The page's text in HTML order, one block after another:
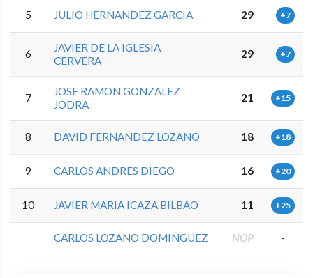
5 JULIO HERNANDEZ GARCIA 29 +7
6
JAVIER DE LA IGLESIA
CERVERA
29 +7
7
JOSE RAMON GONZALEZ
JODRA
21 +15
8 DAVID FERNANDEZ LOZANO 18 +18
9 CARLOS ANDRES DIEGO 16 +20
10 JAVIER MARIA ICAZA BILBAO 11 +25
CARLOS LOZANO DOMINGUEZ NOP -